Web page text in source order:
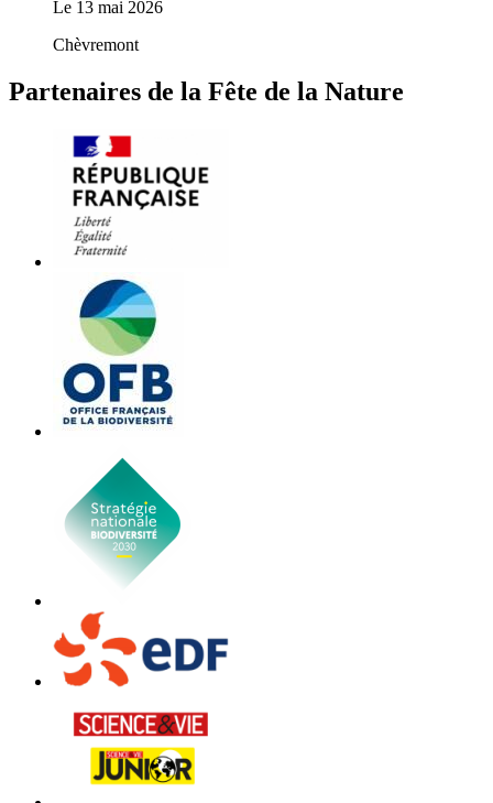
Le 13 mai 2026
Chèvremont
Partenaires de la Fête de la Nature